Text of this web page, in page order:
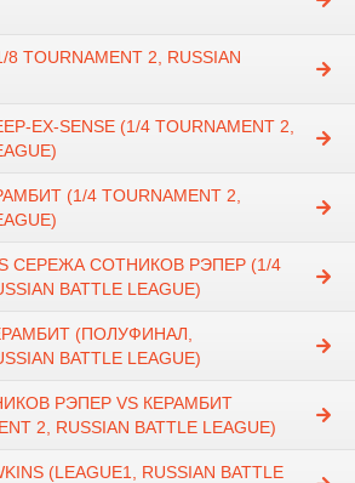
8 TOURNAMENT 2, RUSSIAN
EX-SENSE (1/4 TOURNAMENT 2,
(1/4 TOURNAMENT 2,
СЕРЕЖА СОТНИКОВ РЭПЕР (1/4
BATTLE LEAGUE)
(ПОЛУФИНАЛ,
BATTLE LEAGUE)
РЭПЕР VS КЕРАМБИТ
2, RUSSIAN BATTLE LEAGUE)
(LEAGUE1, RUSSIAN BATTLE